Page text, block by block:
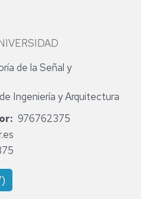
de la Señal y
Ingeniería y Arquitectura
976762375